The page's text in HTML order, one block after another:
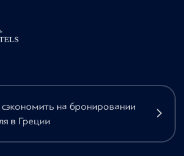
сэкономить на бронировании
в Греции